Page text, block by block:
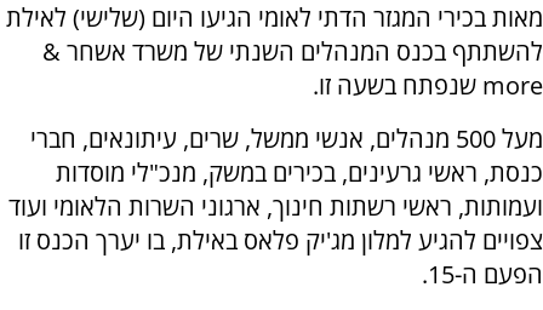
מאות בכירי המגזר הדתי לאומי הגיעו היום (שלישי) לאילת
להשתתף בכנס המנהלים השנתי של משרד אשחר &
more שנפתח בשעה זו.
מעל 500 מנהלים, אנשי ממשל, שרים, עיתונאים, חברי
כנסת, ראשי גרעינים, בכירים במשק, מנכ"לי מוסדות
ועמותות, ראשי רשתות חינוך, ארגוני השרות הלאומי ועוד
צפויים להגיע למלון מג'יק פלאס באילת, בו יערך הכנס זו
הפעם ה-15.